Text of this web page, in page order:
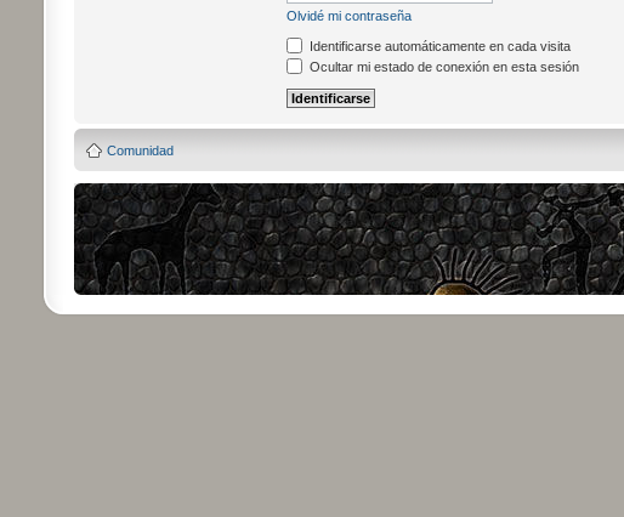
Olvidé mi contraseña
Identificarse automáticamente en cada visita
Ocultar mi estado de conexión en esta sesión
Comunidad